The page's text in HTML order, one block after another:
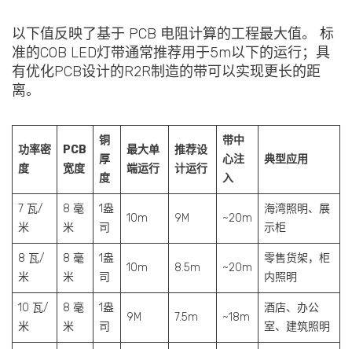
以下值反映了基于 PCB 电阻计算的工程最大值。 标
准的COB LED灯带通常推荐用于5m以下的运行；具
有优化PCB设计的R2R制造的带可以实现更长的距
离。
功率密
度
PCB
宽度
铜
厚
度
最大单
端运行
推荐设
计运行
带中
心注
入
典型应用
7 瓦/
米
8 毫
米
1盎
司
10m 9M ~20m
海湾照明、展
示柜
8 瓦/
米
8 毫
米
1盎
司
10m 8.5m ~20m
零售货架，柜
内照明
10 瓦/
米
8 毫
米
1盎
司
9M 7.5m ~18m
酒店、办公
室、建筑照明